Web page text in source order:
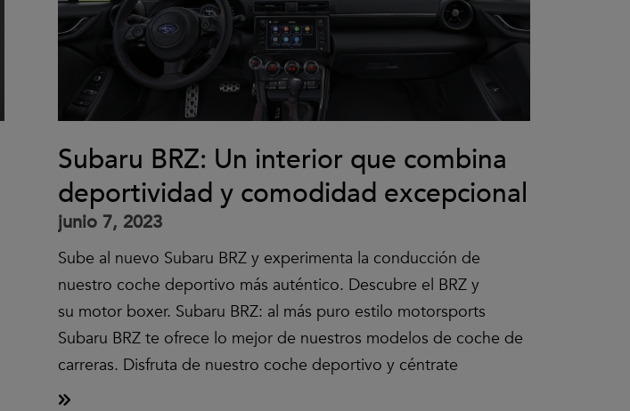
Subaru BRZ: Un interior que combina
deportividad y comodidad excepcional
junio 7, 2023
Sube al nuevo Subaru BRZ y experimenta la conducción de
nuestro coche deportivo más auténtico. Descubre el BRZ y
su motor boxer. Subaru BRZ: al más puro estilo motorsports
Subaru BRZ te ofrece lo mejor de nuestros modelos de coche de
carreras. Disfruta de nuestro coche deportivo y céntrate